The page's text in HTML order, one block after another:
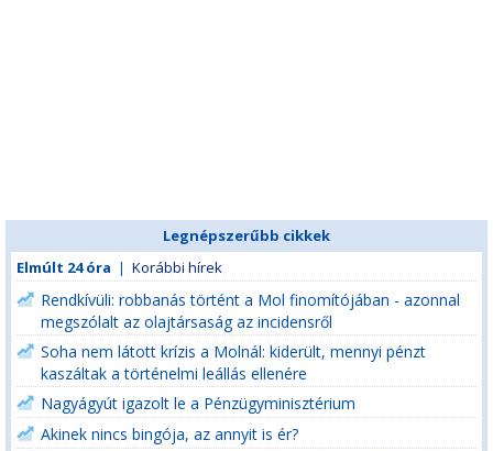
Legnépszerűbb cikkek
Elmúlt 24 óra | Korábbi hírek
Rendkívüli: robbanás történt a Mol finomítójában - azonnal
megszólalt az olajtársaság az incidensről
Soha nem látott krízis a Molnál: kiderült, mennyi pénzt
kaszáltak a történelmi leállás ellenére
Nagyágyút igazolt le a Pénzügyminisztérium
Akinek nincs bingója, az annyit is ér?